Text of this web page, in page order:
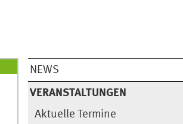
NEWS
VERANSTALTUNGEN
Aktuelle Termine